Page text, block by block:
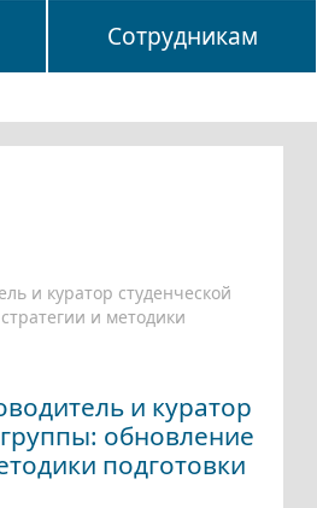
Сотрудникам
и куратор студенческой
и методики
и куратор
обновление
подготовки